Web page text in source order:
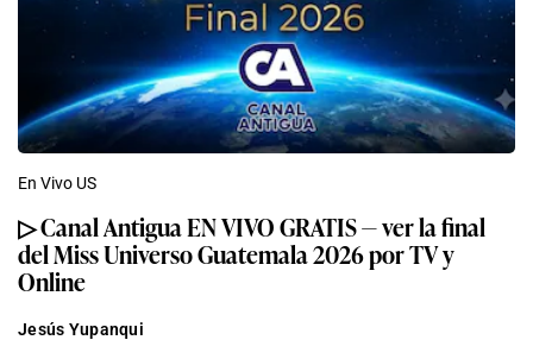
En Vivo US
▷ Canal Antigua EN VIVO GRATIS — ver la final
del Miss Universo Guatemala 2026 por TV y
Online
Jesús Yupanqui